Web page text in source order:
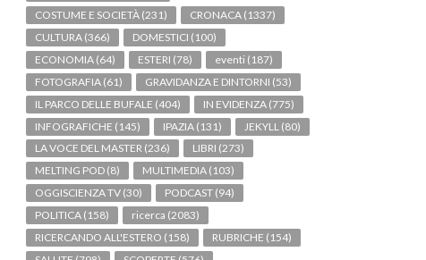
COSTUME E SOCIETÀ (231) CRONACA (1337)
CULTURA (366) DOMESTICI (100)
ECONOMIA (64) ESTERI (78) eventi (187)
FOTOGRAFIA (61) GRAVIDANZA E DINTORNI (53)
IL PARCO DELLE BUFALE (404) IN EVIDENZA (775)
INFOGRAFICHE (145) IPAZIA (131) JEKYLL (80)
LA VOCE DEL MASTER (236) LIBRI (273)
MELTING POD (8) MULTIMEDIA (103)
OGGISCIENZA TV (30) PODCAST (94)
POLITICA (158) ricerca (2083)
RICERCANDO ALL'ESTERO (158) RUBRICHE (154)